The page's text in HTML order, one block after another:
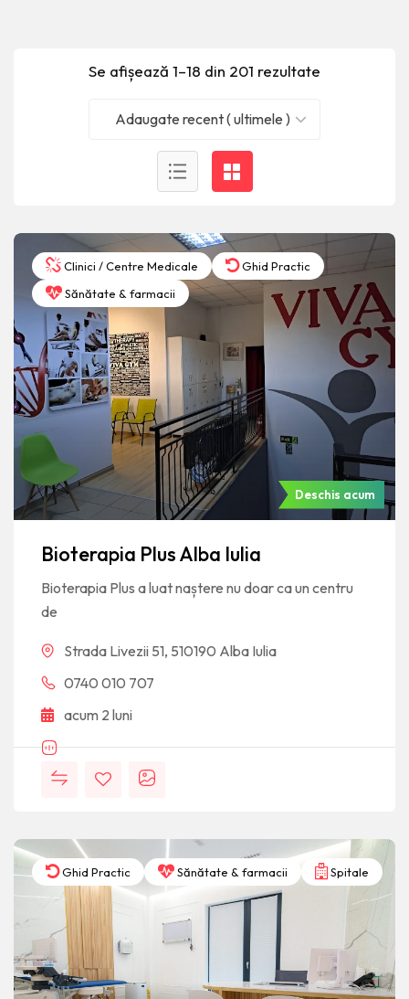
Se afișează 1–18 din 201 rezultate
Adaugate recent ( ultimele )
Clinici / Centre Medicale
Ghid Practic
Sănătate & farmacii
Deschis acum
Bioterapia Plus Alba Iulia
Bioterapia Plus a luat naștere nu doar ca un centru
de
Strada Livezii 51, 510190 Alba Iulia
0740 010 707
acum 2 luni
Ghid Practic Sănătate & farmacii Spitale